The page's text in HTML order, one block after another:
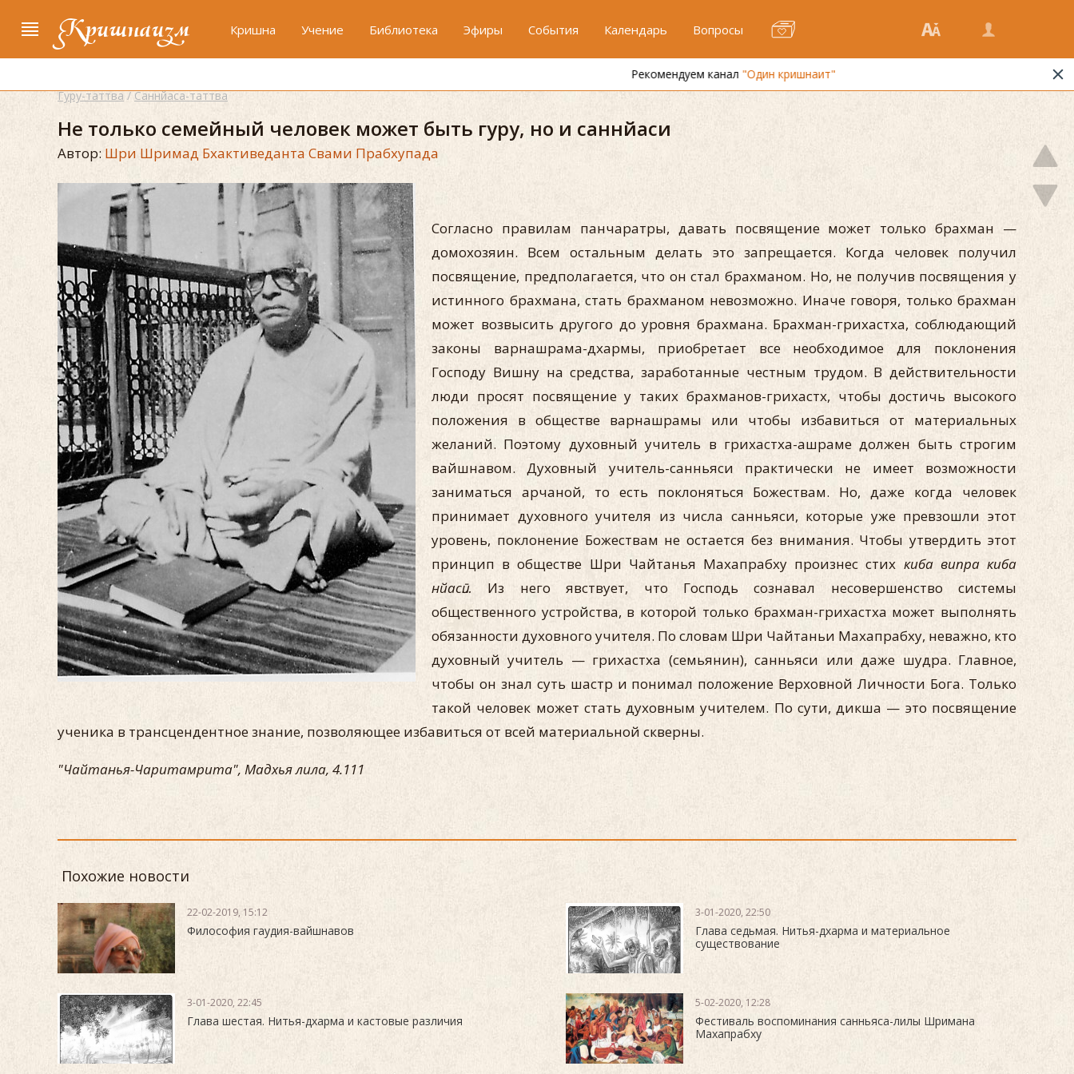
Кришнаизм Кришна Учение Библиотека Эфиры События Календарь Вопросы
"Один кришнаит"
Гуру-таттва/Саннйаса-таттва
Не только семейный человек может быть гуру, но и саннйаси
Автор: Шри Шримад Бхактиведанта Свами Прабхупада
Согласно правилам панчаратры, давать посвящение может только брахман —
домохозяин. Всем остальным делать это запрещается. Когда человек получил
посвящение, предполагается, что он стал брахманом. Но, не получив посвящения у
истинного брахмана, стать брахманом невозможно. Иначе говоря, только брахман
может возвысить другого до уровня брахмана. Брахман-грихастха, соблюдающий
законы варнашрама-дхармы, приобретает все необходимое для поклонения
Господу Вишну на средства, заработанные честным трудом. В действительности
люди просят посвящение у таких брахманов-грихастх, чтобы достичь высокого
положения в обществе варнашрамы или чтобы избавиться от материальных
желаний. Поэтому духовный учитель в грихастха-ашраме должен быть строгим
вайшнавом. Духовный учитель-санньяси практически не имеет возможности
заниматься арчаной, то есть поклоняться Божествам. Но, даже когда человек
принимает духовного учителя из числа санньяси, которые уже превзошли этот
уровень, поклонение Божествам не остается без внимания. Чтобы утвердить этот
принцип в обществе Шри Чайтанья Махапрабху произнес стих киба випра киба
нйасӣ… Из него явствует, что Господь сознавал несовершенство системы
общественного устройства, в которой только брахман-грихастха может выполнять
обязанности духовного учителя. По словам Шри Чайтаньи Махапрабху, неважно, кто
духовный учитель — грихастха (семьянин), санньяси или даже шудра. Главное,
чтобы он знал суть шастр и понимал положение Верховной Личности Бога. Только
такой человек может стать духовным учителем. По сути, дикша — это посвящение
ученика в трансцендентное знание, позволяющее избавиться от всей материальной скверны.
"Чайтанья-Чаритамрита", Мадхья лила, 4.111
Похожие новости
22-02-2019, 15:12
Философия гаудия-вайшнавов
3-01-2020, 22:50
Глава седьмая. Нитья-дхарма и материальное
существование
3-01-2020, 22:45
Глава шестая. Нитья-дхарма и кастовые различия
5-02-2020, 12:28
Фестиваль воспоминания санньяса-лилы Шримана
Махапрабху